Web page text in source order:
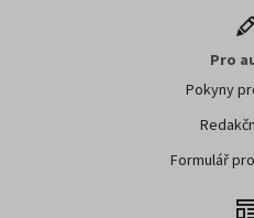
Pro
Pokyny
Formulář